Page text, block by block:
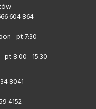
604 864
- pt 7:30-
pt 8:00 - 15:30
8041
4152